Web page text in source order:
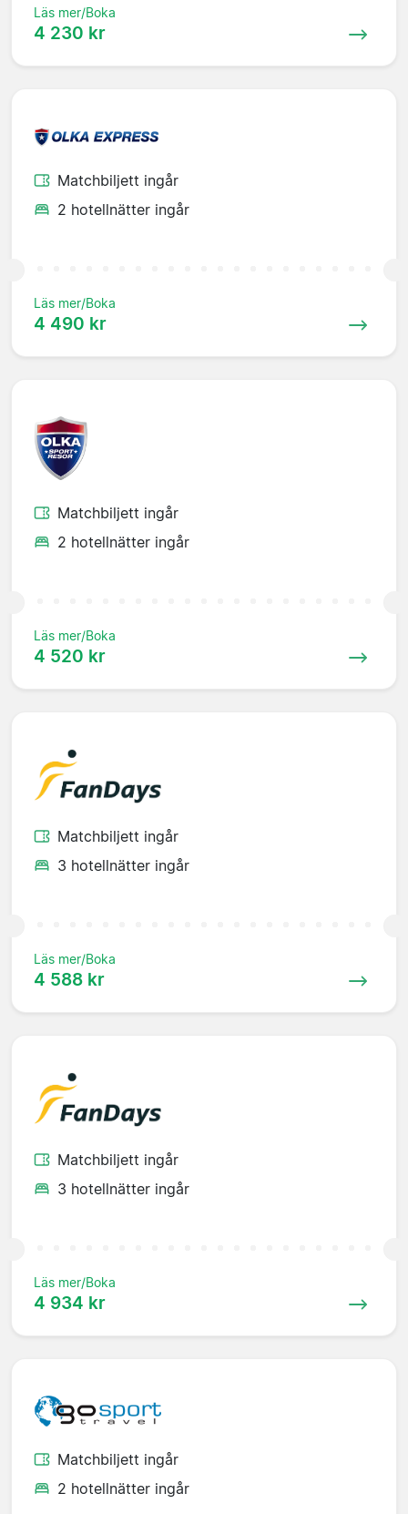
Läs mer/Boka
4 230 kr
Matchbiljett ingår
2 hotellnätter ingår
Läs mer/Boka
4 490 kr
Matchbiljett ingår
2 hotellnätter ingår
Läs mer/Boka
4 520 kr
Matchbiljett ingår
3 hotellnätter ingår
Läs mer/Boka
4 588 kr
Matchbiljett ingår
3 hotellnätter ingår
Läs mer/Boka
4 934 kr
Matchbiljett ingår
2 hotellnätter ingår